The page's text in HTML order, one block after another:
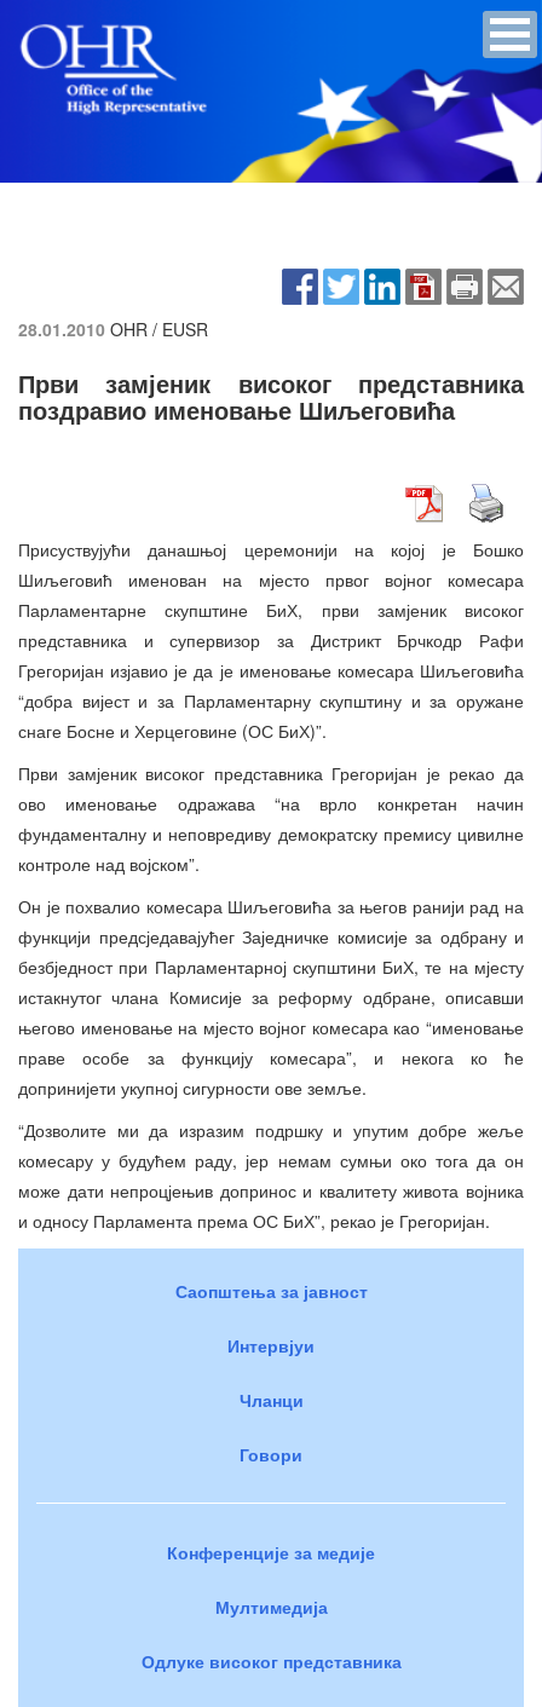
28.01.2010 OHR / EUSR
Први замјеник високог представника
поздравио именовање Шиљеговића
Присуствујући данашњој церемонији на којој је Бошко
Шиљеговић именован на мјесто првог војног комесара
Парламентарне скупштине БиХ, први замјеник високог
представника и супервизор за Дистрикт Брчкодр Рафи
Грегоријан изјавио је да је именовање комесара Шиљеговића
“добра вијест и за Парламентарну скупштину и за оружане
снаге Босне и Херцеговине (ОС БиХ)”.
Први замјеник високог представника Грегоријан је рекао да
ово именовање одражава “на врло конкретан начин
фундаменталну и неповредиву демократску премису цивилне
контроле над војском”.
Он је похвалио комесара Шиљеговића за његов ранији рад на
функцији предсједавајућег Заједничке комисије за одбрану и
безбједност при Парламентарној скупштини БиХ, те на мјесту
истакнутог члана Комисије за реформу одбране, описавши
његово именовање на мјесто војног комесара као “именовање
праве особе за функцију комесара”, и некога ко ће
допринијети укупној сигурности ове земље.
“Дозволите ми да изразим подршку и упутим добре жеље
комесару у будућем раду, јер немам сумњи око тога да он
може дати непроцјењив допринос и квалитету живота војника
и односу Парламента према ОС БиХ”, рекао је Грегоријан.
Саопштења за јавност
Интервјуи
Чланци
Говори
Конференције за медије
Мултимедија
Одлуке високог представника